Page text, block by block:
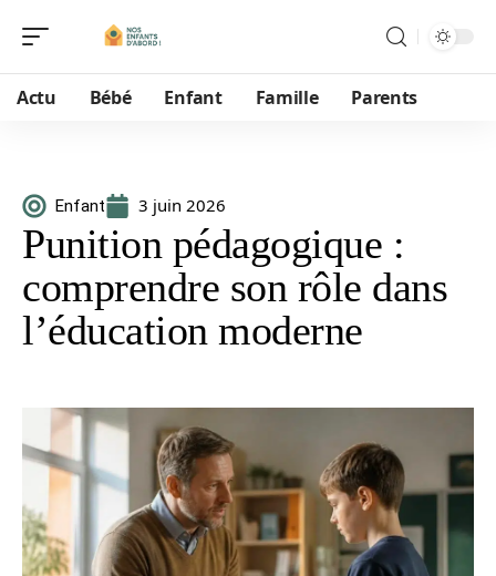
Actu Bébé Enfant Famille Parents
Enfant 3 juin 2026
Punition pédagogique :
comprendre son rôle dans
l’éducation moderne